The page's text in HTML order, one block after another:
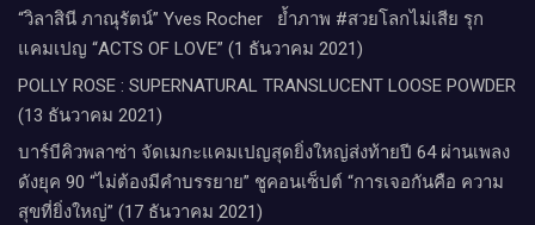
“วิลาสินี ภาณุรัตน์” Yves Rocher​ ย้ำภาพ #สวยโลกไม่เสีย รุก
แคมเปญ “ACTS OF LOVE” (1 ธันวาคม 2021)
POLLY ROSE : SUPERNATURAL TRANSLUCENT LOOSE POWDER
(13 ธันวาคม 2021)
บาร์บีคิวพลาซ่า จัดเมกะแคมเปญสุดยิ่งใหญ่ส่งท้ายปี 64 ผ่านเพลง
ดังยุค 90 “ไม่ต้องมีคำบรรยาย” ชูคอนเซ็ปต์ “การเจอกันคือ ความ
สุขที่ยิ่งใหญ่” (17 ธันวาคม 2021)